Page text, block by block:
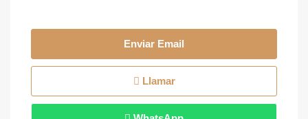
Enviar Email
Llamar